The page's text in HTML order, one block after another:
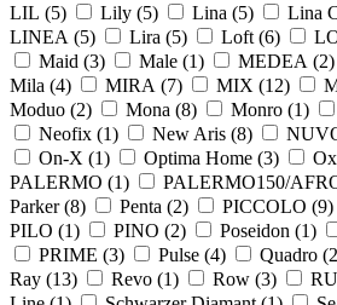
LIL (5) Lily (5) Lina (5) Lina
LINEA (5) Lira (5) Loft (6)
Maid (3) Male (1) MEDEA (2)
Mila (4) MIRA (7) MIX (12)
Moduo (2) Mona (8) Monro (1)
Neofix (1) New Aris (8)
On-X (1) Optima Home (3)
PALERMO (1) PALERMO150/
Parker (8) Penta (2) PICCOLO (9)
PILO (1) PINO (2) Poseidon (1)
PRIME (3) Pulse (4) Quadro (2
Ray (13) Revo (1) Row (3)